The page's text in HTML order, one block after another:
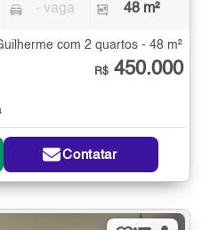
- vaga 48 m²
com 2 quartos - 48 m²
R$ 450.000
Contatar